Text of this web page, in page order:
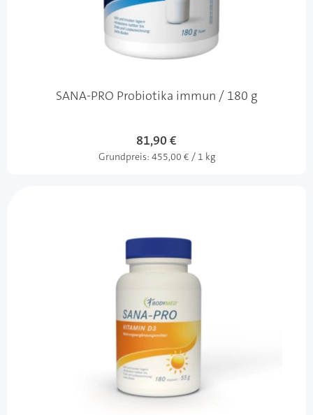
SANA-PRO Probiotika immun / 180 g
81,90 €
Grundpreis: 455,00 € / 1 kg